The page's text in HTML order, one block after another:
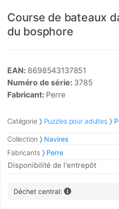
Course de bateaux
du bosphore
EAN: 8698543137851
Numéro de série: 3785
Fabricant: Perre
Catégorie Puzzles pour adultes
Collection
Navires
Fabricants
Perre
Disponibilité de l'entrepôt
Déchet central: